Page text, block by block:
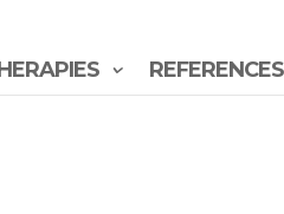
REFERENCES